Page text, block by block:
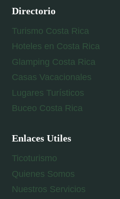
Directorio
Turismo Costa Rica
Hoteles en Costa Rica
Glamping Costa Rica
Casas Vacacionales
Lugares Turísticos
Buceo Costa Rica
Enlaces Utiles
Ticoturismo
Quienes Somos
Nuestros Servicios